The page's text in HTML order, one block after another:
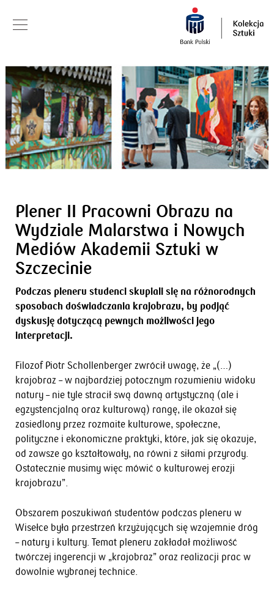
Plener II Pracowni Obrazu na
Wydziale Malarstwa i Nowych
Mediów Akademii Sztuki w
Szczecinie
Podczas pleneru studenci skupiali się na różnorodnych
sposobach doświadczania krajobrazu, by podjąć
dyskusję dotyczącą pewnych możliwości jego
interpretacji.
Filozof Piotr Schollenberger zwrócił uwagę, że „(…)
krajobraz – w najbardziej potocznym rozumieniu widoku
natury – nie tyle stracił swą dawną artystyczną (ale i
egzystencjalną oraz kulturową) rangę, ile okazał się
zasiedlony przez rozmaite kulturowe, społeczne,
polityczne i ekonomiczne praktyki, które, jak się okazuje,
od zawsze go kształtowały, na równi z siłami przyrody.
Ostatecznie musimy więc mówić o kulturowej erozji
krajobrazu”.
Obszarem poszukiwań studentów podczas pleneru w
Wisełce była przestrzeń krzyżujących się wzajemnie dróg
– natury i kultury. Temat pleneru zakładał możliwość
twórczej ingerencji w „krajobraz” oraz realizacji prac w
dowolnie wybranej technice.